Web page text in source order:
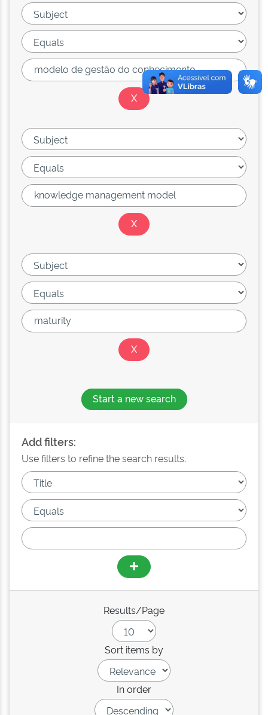
Start a new search
Add filters:
Use filters to refine the search results.
Results/Page
Sort items by
In order